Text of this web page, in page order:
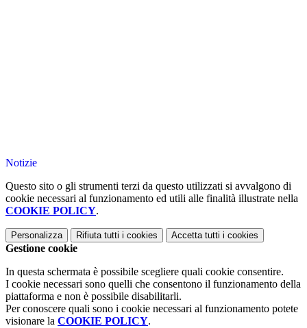
Notizie
Questo sito o gli strumenti terzi da questo utilizzati si avvalgono di
cookie necessari al funzionamento ed utili alle finalità illustrate nella
COOKIE POLICY.
Personalizza Rifiuta tutti i cookies Accetta tutti i cookies
Gestione cookie
In questa schermata è possibile scegliere quali cookie consentire.
I cookie necessari sono quelli che consentono il funzionamento della
piattaforma e non è possibile disabilitarli.
Per conoscere quali sono i cookie necessari al funzionamento potete
visionare la COOKIE POLICY.